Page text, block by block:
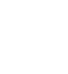
fortfahren,
malerische